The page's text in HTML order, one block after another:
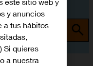
y anuncios
a tus hábitos
Si quieres
a nuestra